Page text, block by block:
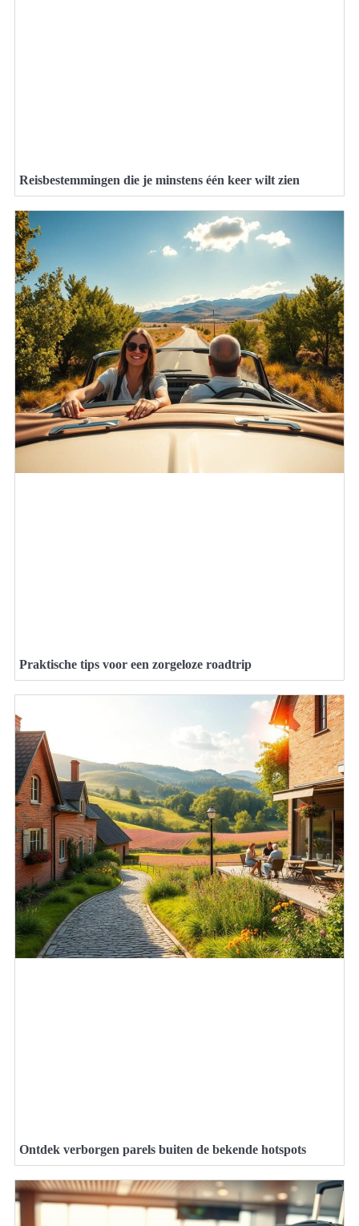
Reisbestemmingen die je minstens één keer wilt zien
Praktische tips voor een zorgeloze roadtrip
Ontdek verborgen parels buiten de bekende hotspots